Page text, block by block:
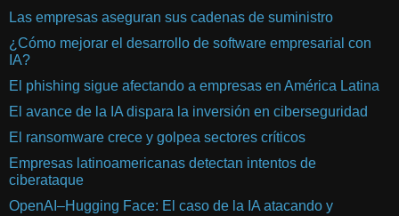
Las empresas aseguran sus cadenas de suministro
¿Cómo mejorar el desarrollo de software empresarial con
IA?
El phishing sigue afectando a empresas en América Latina
El avance de la IA dispara la inversión en ciberseguridad
El ransomware crece y golpea sectores críticos
Empresas latinoamericanas detectan intentos de
ciberataque
OpenAI–Hugging Face: El caso de la IA atacando y